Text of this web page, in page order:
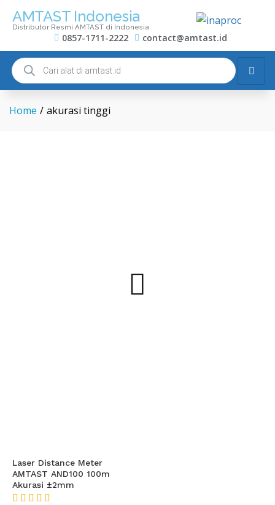
AMTAST Indonesia
Distributor Resmi AMTAST di Indonesia
0857-1711-2222 contact@amtast.id
Home / akurasi tinggi
Laser Distance Meter
AMTAST AND100 100m
Akurasi ±2mm